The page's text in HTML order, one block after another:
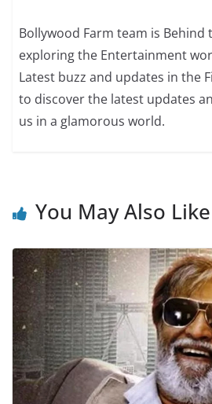
Bollywood Farm team is Behind
exploring the Entertainment
Latest buzz and updates in the
to discover the latest updates
us in a glamorous world.
You May Also Like